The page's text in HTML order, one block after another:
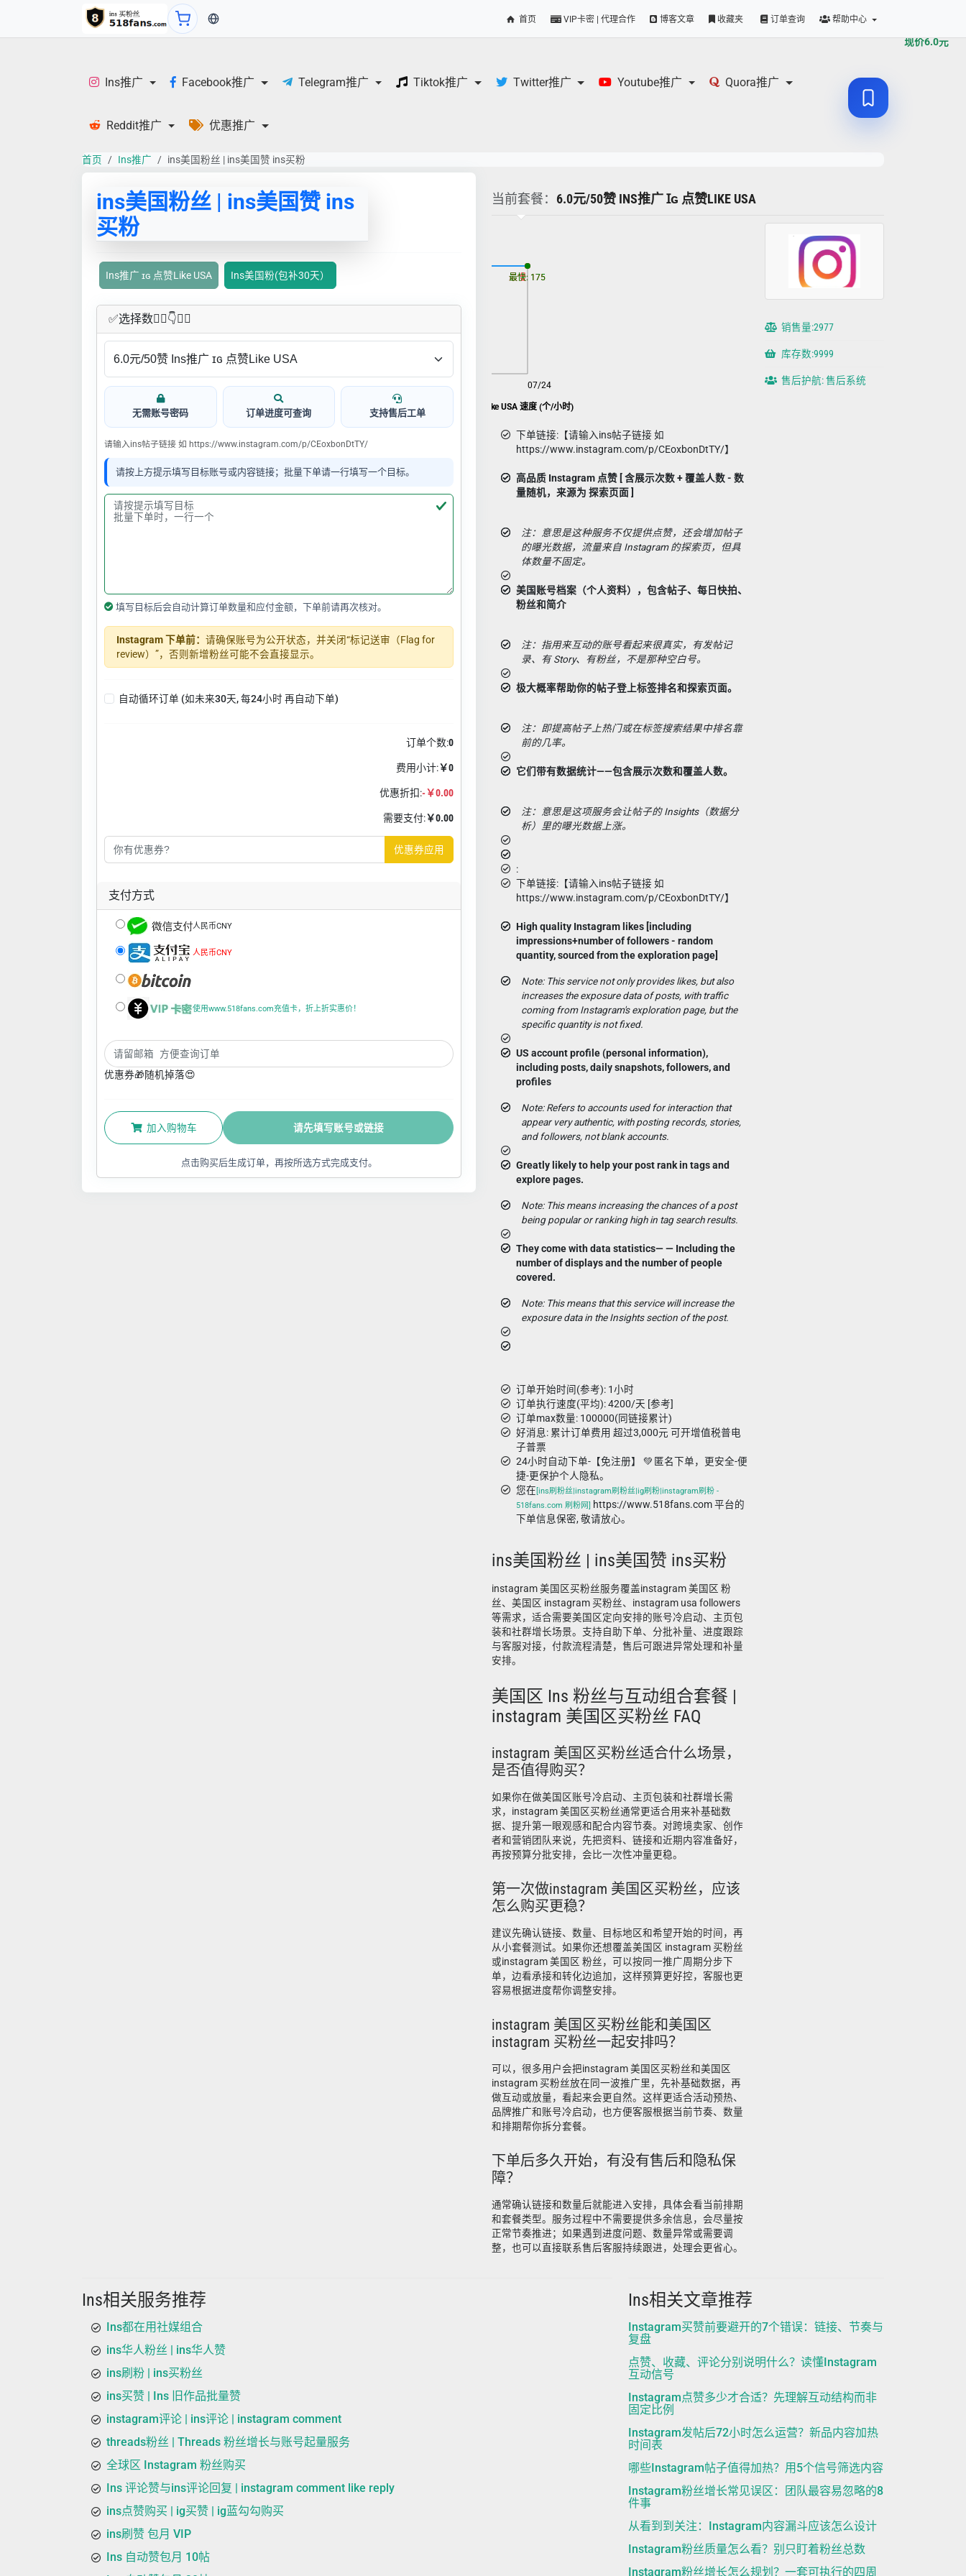
当前语言：中文 首页 VIP卡密 | 代理合作 博客文章 收藏夹 订单查询 帮助中心
Ins推广 Facebook推广 Telegram推广 Tiktok推广 Twitter推广 Youtube推广 Quora推广
Reddit推广 优惠推广
首页 Ins推广 ins美国粉丝 | ins美国赞 ins买粉
ins美国粉丝 | ins美国赞 ins
买粉
Ins推广 ɪɢ 点赞Like USA Ins美国粉(包补30天）
✅​选择数👇🏻​​👇👇🏻​​
无需账号密码 订单进度可查询 支持售后工单
请输入ins帖子链接 如 https://www.instagram.com/p/CEoxbonDtTY/
请按上方提示填写目标账号或内容链接；批量下单请一行填写一个目标。
填写目标后会自动计算订单数量和应付金额，下单前请再次核对。
Instagram 下单前： 请确保账号为公开状态，并关闭“标记送审（Flag for
review）”，否则新增粉丝可能不会直接显示。
自动循环订单 (如未来30天, 每24小时 再自动下单)
订单个数:0
费用小计:￥0
优惠折扣:-￥0.00
需要支付:￥0.00
优惠券应用
支付方式
人民币CNY
人民币CNY
使用www.518fans.com充值卡，折上折实惠价！
优惠券🎁随机掉落😍
加入购物车 请先填写账号或链接
点击购买后生成订单，再按所选方式完成支付。
现价6.0元
当前套餐： 6.0元/50赞 INS推广 Ɪɢ 点赞LIKE USA
Ins推广 ɪɢ 点赞Like USA 速度 (个/小时)
07/24
08/06
最慢: 175
最快: 175
下单链接:【请输入ins帖子链接 如
https://www.instagram.com/p/CEoxbonDtTY/】
高品质 Instagram 点赞 [ 含展示次数 + 覆盖人数 - 数
量随机，来源为 探索页面 ]
注：意思是这种服务不仅提供点赞，还会增加帖子
的曝光数据，流量来自 Instagram 的探索页，但具
体数量不固定。
美国账号档案（个人资料），包含帖子、每日快拍、
粉丝和简介
注：指用来互动的账号看起来很真实，有发帖记
录、有 Story、有粉丝，不是那种空白号。
极大概率帮助你的帖子登上标签排名和探索页面。
注：即提高帖子上热门或在标签搜索结果中排名靠
前的几率。
它们带有数据统计——包含展示次数和覆盖人数。
注：意思是这项服务会让帖子的 Insights（数据分
析）里的曝光数据上涨。
:
下单链接:【请输入ins帖子链接 如
https://www.instagram.com/p/CEoxbonDtTY/】
High quality Instagram likes [including
impressions+number of followers - random
quantity, sourced from the exploration page]
Note: This service not only provides likes, but also
increases the exposure data of posts, with traffic
coming from Instagram's exploration page, but the
specific quantity is not fixed.
US account profile (personal information),
including posts, daily snapshots, followers, and
profiles
Note: Refers to accounts used for interaction that
appear very authentic, with posting records, stories,
and followers, not blank accounts.
Greatly likely to help your post rank in tags and
explore pages.
Note: This means increasing the chances of a post
being popular or ranking high in tag search results.
They come with data statistics— — Including the
number of displays and the number of people
covered.
Note: This means that this service will increase the
exposure data in the Insights section of the post.
订单开始时间(参考): 1小时
订单执行速度(平均): 4200/天 [参考]
订单max数量: 100000(同链接累计)
好消息: 累计订单费用 超过3,000元 可开增值税普电
子普票
24小时自动下单-【免注册】 💚 匿名下单，更安全-便
捷-更保护个人隐私。
您在[ins刷粉丝|instagram刷粉丝|ig刷粉|instagram刷粉 -
518fans.com 刷粉网] https://www.518fans.com 平台的
下单信息保密, 敬请放心。
ins美国粉丝 | ins美国赞 ins买粉
instagram 美国区买粉丝服务覆盖instagram 美国区 粉
丝、美国区 instagram 买粉丝、instagram usa followers
等需求，适合需要美国区定向安排的账号冷启动、主页包
装和社群增长场景。支持自助下单、分批补量、进度跟踪
与客服对接，付款流程清楚，售后可跟进异常处理和补量
安排。
美国区 Ins 粉丝与互动组合套餐 |
instagram 美国区买粉丝 FAQ
instagram 美国区买粉丝适合什么场景，
是否值得购买？
如果你在做美国区账号冷启动、主页包装和社群增长需
求，instagram 美国区买粉丝通常更适合用来补基础数
据、提升第一眼观感和配合内容节奏。对跨境卖家、创作
者和营销团队来说，先把资料、链接和近期内容准备好，
再按预算分批安排，会比一次性冲量更稳。
第一次做instagram 美国区买粉丝，应该
怎么购买更稳？
建议先确认链接、数量、目标地区和希望开始的时间，再
从小套餐测试。如果你还想覆盖美国区 instagram 买粉丝
或instagram 美国区 粉丝，可以按同一推广周期分步下
单，边看承接和转化边追加，这样预算更好控，客服也更
容易根据进度帮你调整安排。
instagram 美国区买粉丝能和美国区
instagram 买粉丝一起安排吗？
可以，很多用户会把instagram 美国区买粉丝和美国区
instagram 买粉丝放在同一波推广里，先补基础数据，再
做互动或放量，看起来会更自然。这样更适合活动预热、
品牌推广和账号冷启动，也方便客服根据当前节奏、数量
和排期帮你拆分套餐。
下单后多久开始，有没有售后和隐私保
障？
通常确认链接和数量后就能进入安排，具体会看当前排期
和套餐类型。服务过程中不需要提供多余信息，会尽量按
正常节奏推进；如果遇到进度问题、数量异常或需要调
整，也可以直接联系售后客服持续跟进，处理会更省心。
销售量:2977
库存数:9999
售后护航: 售后系统
Ins相关服务推荐
Ins都在用社媒组合
ins华人粉丝 | ins华人赞
ins刷粉 | ins买粉丝
ins买赞 | Ins 旧作品批量赞
instagram评论 | ins评论 | instagram comment
threads粉丝 | Threads 粉丝增长与账号起量服务
全球区 Instagram 粉丝购买
Ins 评论赞与ins评论回复 | instagram comment like reply
ins点赞购买 | ig买赞 | ig蓝勾勾购买
ins刷赞 包月 VIP
Ins 自动赞包月 10帖
Ins相关文章推荐
Instagram买赞前要避开的7个错误：链接、节奏与
复盘
点赞、收藏、评论分别说明什么？读懂Instagram
互动信号
Instagram点赞多少才合适？先理解互动结构而非
固定比例
Instagram发帖后72小时怎么运营？新品内容加热
时间表
哪些Instagram帖子值得加热？用5个信号筛选内容
Instagram粉丝增长常见误区：团队最容易忽略的8
件事
从看到到关注：Instagram内容漏斗应该怎么设计
Instagram粉丝质量怎么看？别只盯着粉丝总数
Instagram粉丝增长怎么规划？一套可执行的四周